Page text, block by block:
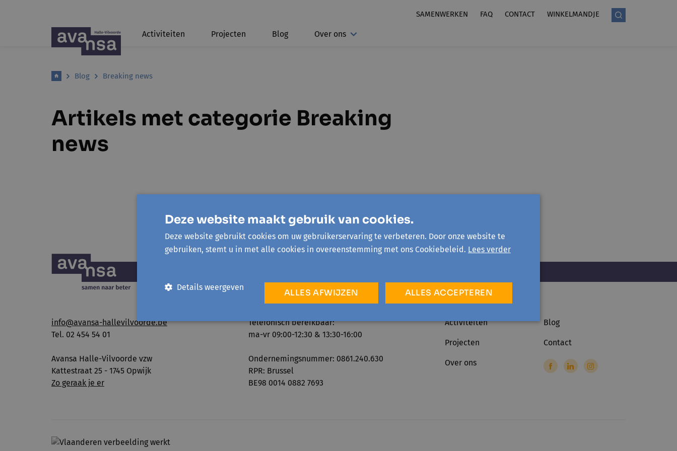
SAMENWERKEN FAQ CONTACT WINKELMANDJE
Activiteiten Projecten Blog Over ons
Blog Breaking news
Artikels met categorie Breaking
news
info@avansa-hallevilvoorde.be
Tel. 02 454 54 01
Avansa Halle-Vilvoorde vzw
Kattestraat 25 - 1745 Opwijk
Zo geraak je er
Telefonisch bereikbaar:
ma-vr 09:00-12:30 & 13:30-16:00
Ondernemingsnummer: 0861.240.630
RPR: Brussel
BE98 0014 0882 7693
Activiteiten
Projecten
Over ons
Blog
Contact
Deze website maakt gebruik van cookies.
Deze website gebruikt cookies om uw gebruikerservaring te verbeteren. Door onze website te
gebruiken, stemt u in met alle cookies in overeenstemming met ons Cookiebeleid. Lees verder
ALLES ACCEPTEREN
ALLES AFWIJZEN
Details weergeven